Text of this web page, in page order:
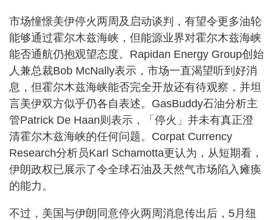
市场憧憬美伊停火两周及启动谈判，有望令更多油轮
能够通过霍尔木兹海峡，但能源业界对霍尔木兹海峡
能否通航仍抱观望态度。Rapidan Energy Group创始
人兼总裁Bob McNally表示，市场一直渴望听到好消
息，但霍尔木兹海峡能否完全开放还有待观察，并坦
言美伊双方似乎仍各自表述。GasBuddy石油分析主
管Patrick De Haan则表示，「停火」并未有真正澄
清霍尔木兹海峡的任何问题。Corpat Currency
Research分析员Karl Schamotta更认为，从短期看，
伊朗政权已展示了令全球石油及天然气市场陷入瘫痪
的能力。
不过，美国与伊朗同意停火两周消息传出后，5月纽